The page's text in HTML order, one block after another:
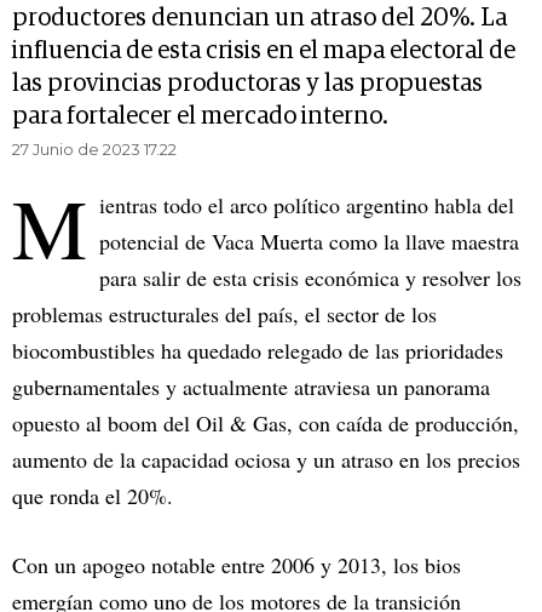
productores denuncian un atraso del 20%. La
influencia de esta crisis en el mapa electoral de
las provincias productoras y las propuestas
para fortalecer el mercado interno.
27 Junio de 2023 17.22
M ientras todo el arco político argentino habla del
potencial de Vaca Muerta como la llave maestra
para salir de esta crisis económica y resolver los
problemas estructurales del país, el sector de los
biocombustibles ha quedado relegado de las prioridades
gubernamentales y actualmente atraviesa un panorama
opuesto al boom del Oil & Gas, con caída de producción,
aumento de la capacidad ociosa y un atraso en los precios
que ronda el 20%.
Con un apogeo notable entre 2006 y 2013, los bios
emergían como uno de los motores de la transición